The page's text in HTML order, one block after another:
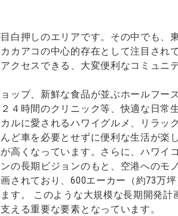
白押しのエリアです。その中でも、
カアコの中心的存在として注目され
クセスできる、大変便利なコミュニテ
ップ、新鮮な食品が並ぶホールフー
４時間のクリニック等、快適な日常
ルに愛されるハワイグルメ、リラッ
ど車を必要とせずに便利な生活が楽
高くなっています。さらに、ハワイ
の長期ビジョンのもと、空港へのモ
れており、600エーカー（約73万坪
す。 このような大規模な長期開発計
える重要な要素となっています。